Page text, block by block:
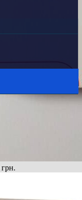
грн.